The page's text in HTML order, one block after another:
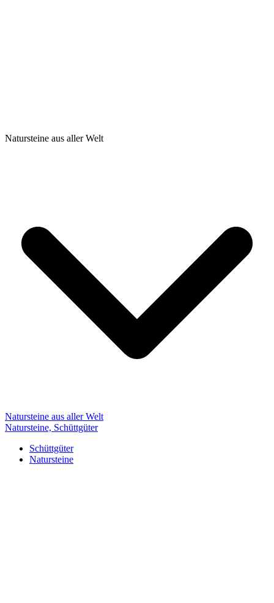
Natursteine aus aller Welt
Natursteine aus aller Welt
Natursteine, Schüttgüter
Schüttgüter
Natursteine